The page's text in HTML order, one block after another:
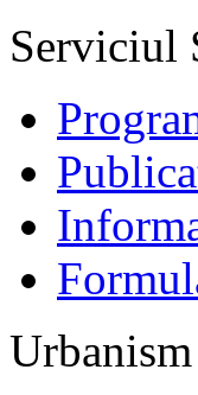
Serviciul
Urbanism